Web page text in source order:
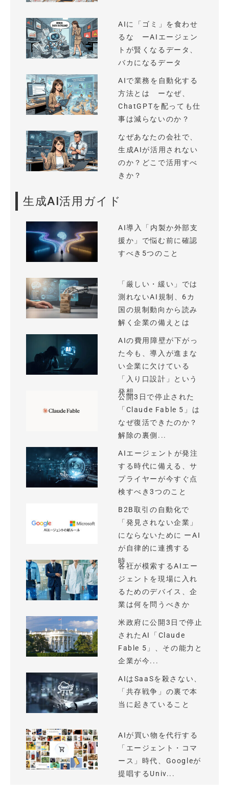
AIに「ゴミ」を食わせ
るな ーAIエージェン
トが賢くなるデータ、
バカになるデータ
AIで業務を自動化する
方法とは ーなぜ、
ChatGPTを配っても仕
事は減らないのか？
なぜあなたの会社で、
生成AIが活用されない
のか？どこで活用すべ
きか？
生成AI活用ガイド
AI導入「内製か外部支
援か」で悩む前に確認
すべき5つのこと
「厳しい・緩い」では
測れないAI規制、6カ
国の規制動向から読み
解く企業の備えとは
AIの費用障壁が下がっ
た今も、導入が進まな
い企業に欠けている
「入り口設計」という
発想
公開3日で停止された
「Claude Fable 5」は
なぜ復活できたのか？
解除の裏側...
AIエージェントが発注
する時代に備える、サ
プライヤーが今すぐ点
検すべき3つのこと
B2B取引の自動化で
「発見されない企業」
にならないために ーAI
が自律的に連携する
時...
各社が模索するAIエー
ジェントを現場に入れ
るためのデバイス、企
業は何を問うべきか
米政府に公開3日で停止
されたAI「Claude
Fable 5」、その能力と
企業が今...
AIはSaaSを殺さない、
「共存戦争」の裏で本
当に起きていること
AIが買い物を代行する
「エージェント・コマ
ース」時代、Googleが
提唱するUniv...